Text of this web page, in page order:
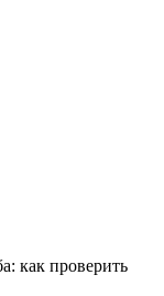
как проверить